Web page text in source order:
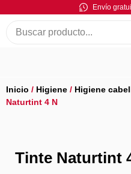
Envío
Inicio / Higiene / Higiene
Naturtint 4 N
Tinte Naturtint